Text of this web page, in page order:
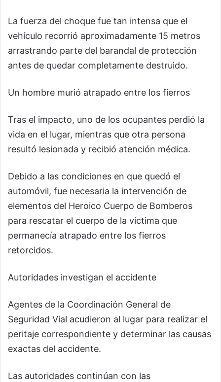
La fuerza del choque fue tan intensa que el
vehículo recorrió aproximadamente 15 metros
arrastrando parte del barandal de protección
antes de quedar completamente destruido.
Un hombre murió atrapado entre los fierros
Tras el impacto, uno de los ocupantes perdió la
vida en el lugar, mientras que otra persona
resultó lesionada y recibió atención médica.
Debido a las condiciones en que quedó el
automóvil, fue necesaria la intervención de
elementos del Heroico Cuerpo de Bomberos
para rescatar el cuerpo de la víctima que
permanecía atrapado entre los fierros
retorcidos.
Autoridades investigan el accidente
Agentes de la Coordinación General de
Seguridad Vial acudieron al lugar para realizar el
peritaje correspondiente y determinar las causas
exactas del accidente.
Las autoridades continúan con las